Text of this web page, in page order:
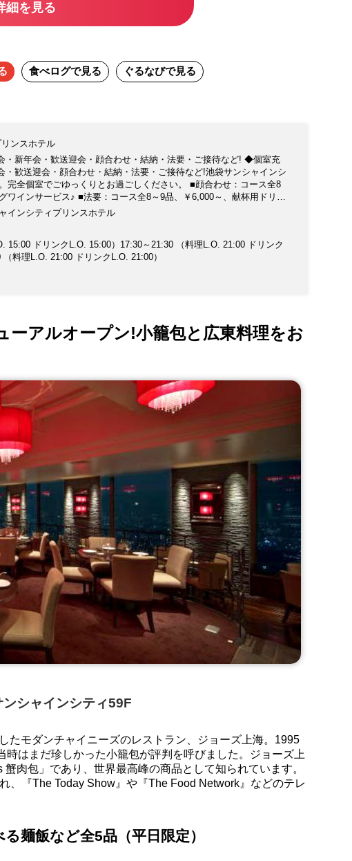
細を見る
食べログで見る ぐるなびで見る
ンスホテル
新年会・歓送迎会・顔合わせ・結納・法要・ご接待など! ◆個室充
歓送迎会・顔合わせ・結納・法要・ご接待など!池袋サンシャインシ
完全個室でごゆっくりとお過ごしください。 ■顔合わせ：コース全8
ワインサービス♪ ■法要：コース全8～9品、￥6,000～、献杯用ドリン
5室、5～40名さままでOK! ■飲み放題プラン：コース料理＋飲み放
インシティプリンスホテル
15:00 ドリンクL.O. 15:00）17:30～21:30 （料理L.O. 21:00 ドリンク
料理L.O. 21:00 ドリンクL.O. 21:00）
ーアルオープン!小籠包と広東料理をお
シャインシティ59F
たモダンチャイニーズのレストラン、ジョーズ上海。1995
はまだ珍しかった小籠包が評判を呼びました。ジョーズ上
肉包」であり、世界最高峰の商品として知られています。
、『The Today Show』や『The Food Network』などのテレ
麺飯など全5品（平日限定）